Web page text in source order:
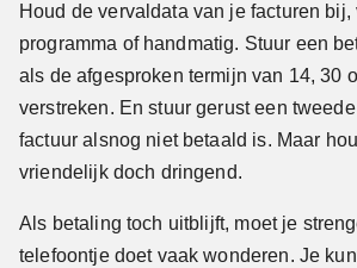
Houd de vervaldata van je facturen bij,
programma of handmatig. Stuur een
als de afgesproken termijn van 14, 30
verstreken. En stuur gerust een
factuur alsnog niet betaald is. Maar
vriendelijk doch dringend.
Als betaling toch uitblijft, moet je
telefoontje doet vaak wonderen. Je